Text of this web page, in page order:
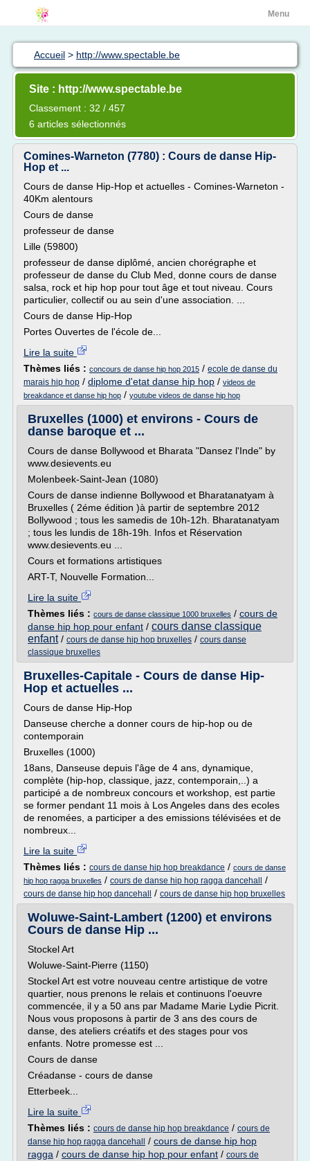
Menu
Accueil > http://www.spectable.be
Site : http://www.spectable.be
Classement : 32 / 457
6 articles sélectionnés
Comines-Warneton (7780) : Cours de danse Hip-
Hop et ...
Cours de danse Hip-Hop et actuelles - Comines-Warneton -
40Km alentours
Cours de danse
professeur de danse
Lille (59800)
professeur de danse diplômé, ancien chorégraphe et
professeur de danse du Club Med, donne cours de danse
salsa, rock et hip hop pour tout âge et tout niveau. Cours
particulier, collectif ou au sein d'une association. ...
Cours de danse Hip-Hop
Portes Ouvertes de l'école de...
Lire la suite
Thèmes liés : concours de danse hip hop 2015 / ecole de danse du
marais hip hop / diplome d'etat danse hip hop / videos de
breakdance et danse hip hop / youtube videos de danse hip hop
Bruxelles (1000) et environs - Cours de
danse baroque et ...
Cours de danse Bollywood et Bharata "Dansez l'Inde" by
www.desievents.eu
Molenbeek-Saint-Jean (1080)
Cours de danse indienne Bollywood et Bharatanatyam à
Bruxelles ( 2éme édition )à partir de septembre 2012
Bollywood ; tous les samedis de 10h-12h. Bharatanatyam
; tous les lundis de 18h-19h. Infos et Réservation
www.desievents.eu ...
Cours et formations artistiques
ART-T, Nouvelle Formation...
Lire la suite
Thèmes liés : cours de danse classique 1000 bruxelles / cours de
danse hip hop pour enfant / cours danse classique
enfant/ cours de danse hip hop bruxelles / cours danse
classique bruxelles
Bruxelles-Capitale - Cours de danse Hip-
Hop et actuelles ...
Cours de danse Hip-Hop
Danseuse cherche a donner cours de hip-hop ou de
contemporain
Bruxelles (1000)
18ans, Danseuse depuis l'âge de 4 ans, dynamique,
complète (hip-hop, classique, jazz, contemporain,..) a
participé a de nombreux concours et workshop, est partie
se former pendant 11 mois à Los Angeles dans des ecoles
de renomées, a participer a des emissions télévisées et de
nombreux...
Lire la suite
Thèmes liés : cours de danse hip hop breakdance / cours de danse
hip hop ragga bruxelles / cours de danse hip hop ragga dancehall /
cours de danse hip hop dancehall / cours de danse hip hop bruxelles
Woluwe-Saint-Lambert (1200) et environs
Cours de danse Hip ...
Stockel Art
Woluwe-Saint-Pierre (1150)
Stockel Art est votre nouveau centre artistique de votre
quartier, nous prenons le relais et continuons l'oeuvre
commencée, il y a 50 ans par Madame Marie Lydie Picrit.
Nous vous proposons à partir de 3 ans des cours de
danse, des ateliers créatifs et des stages pour vos
enfants. Notre promesse est ...
Cours de danse
Créadanse - cours de danse
Etterbeek...
Lire la suite
Thèmes liés : cours de danse hip hop breakdance / cours de
danse hip hop ragga dancehall
/ cours de danse hip hop
ragga / cours de danse hip hop pour enfant / cours de